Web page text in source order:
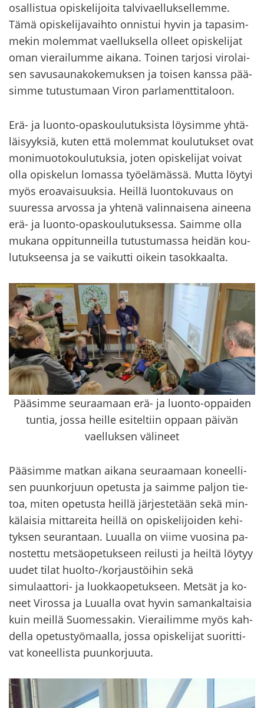
osal­lis­tua opis­ke­li­joi­ta tal­vi­vael­luk­sel­lem­me.
Tämä opis­ke­li­ja­vaih­to on­nis­tui hyvin ja ta­pa­sim­
me­kin mo­lem­mat vael­luk­sel­la ol­leet opis­ke­li­jat
oman vie­rai­lum­me ai­ka­na. Toi­nen tar­jo­si vi­ro­lai­
sen sa­vusau­na­ko­ke­muk­sen ja toi­sen kans­sa pää­
sim­me tu­tus­tu­maan Viron par­la­ment­ti­ta­loon.
Erä- ja luonto-​opaskoulutuksista löy­sim­me yh­tä­
läi­syyk­siä, kuten että mo­lem­mat kou­lu­tuk­set ovat
mo­ni­muo­to­kou­lu­tuk­sia, joten opis­ke­li­jat voi­vat
olla opis­ke­lun lo­mas­sa työ­elä­mäs­sä. Mutta löy­tyi
myös eroa­vai­suuk­sia. Heil­lä luon­to­ku­vaus on
suu­res­sa ar­vos­sa ja yh­te­nä va­lin­nai­se­na ai­nee­na
erä- ja luonto-​opaskoulutuksessa. Saim­me olla
mu­ka­na op­pi­tun­neil­la tu­tus­tu­mas­sa hei­dän kou­
lu­tuk­seen­sa ja se vai­kut­ti oi­kein ta­sok­kaal­ta.
Pääsimme seuraamaan erä- ja luonto-oppaiden
tuntia, jossa heille esiteltiin oppaan päivän
vaelluksen välineet
Pää­sim­me mat­kan ai­ka­na seu­raa­maan ko­neel­li­
sen puun­kor­juun ope­tus­ta ja saim­me pal­jon tie­
toa, miten ope­tus­ta heil­lä jär­jes­te­tään sekä min­
kä­lai­sia mit­ta­rei­ta heil­lä on opis­ke­li­joi­den ke­hi­
tyk­sen seu­ran­taan. Luu­al­la on viime vuo­si­na pa­
nos­tet­tu met­sä­ope­tuk­seen rei­lus­ti ja heil­tä löy­tyy
uudet tilat huolto-​/kor­jaus­töi­hin sekä
simulaattori-​ ja luok­kao­pe­tuk­seen. Met­sät ja ko­
neet Vi­ros­sa ja Luu­al­la ovat hyvin sa­man­kal­tai­sia
kuin meil­lä Suo­mes­sa­kin. Vie­rai­lim­me myös kah­
del­la ope­tus­työ­maal­la, jossa opis­ke­li­jat suo­rit­ti­
vat ko­neel­lis­ta puun­kor­juu­ta.